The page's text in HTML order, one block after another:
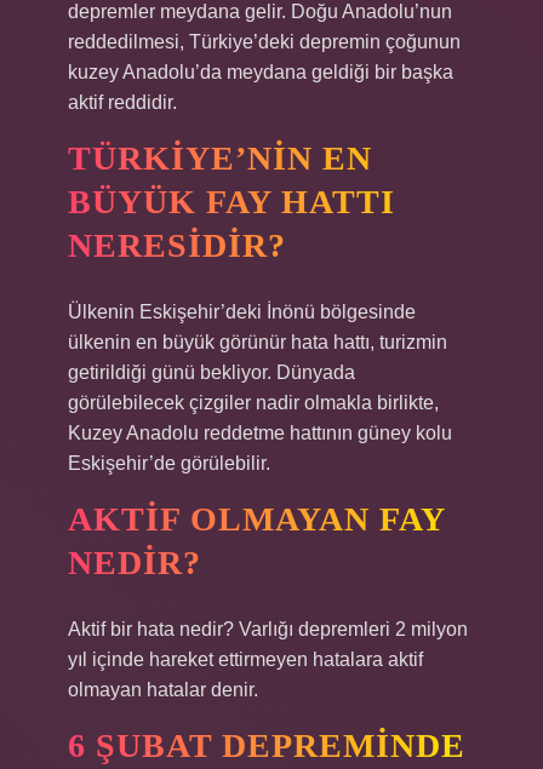
depremler meydana gelir. Doğu Anadolu’nun
reddedilmesi, Türkiye’deki depremin çoğunun
kuzey Anadolu’da meydana geldiği bir başka
aktif reddidir.
TÜRKIYE’NIN EN
BÜYÜK FAY HATTI
NERESIDIR?
Ülkenin Eskişehir’deki İnönü bölgesinde
ülkenin en büyük görünür hata hattı, turizmin
getirildiği günü bekliyor. Dünyada
görülebilecek çizgiler nadir olmakla birlikte,
Kuzey Anadolu reddetme hattının güney kolu
Eskişehir’de görülebilir.
AKTIF OLMAYAN FAY
NEDIR?
Aktif bir hata nedir? Varlığı depremleri 2 milyon
yıl içinde hareket ettirmeyen hatalara aktif
olmayan hatalar denir.
6 ŞUBAT DEPREMINDE